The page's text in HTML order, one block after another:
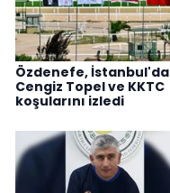
Özdenefe, İstanbul'da
Cengiz Topel ve KKTC
koşularını izledi